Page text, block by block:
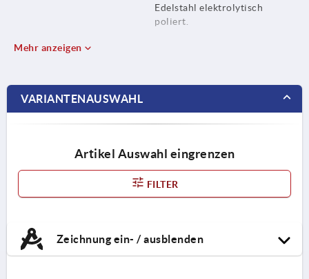
Edelstahl elektrolytisch
poliert.
Mehr anzeigen
VARIANTENAUSWAHL
Artikel Auswahl eingrenzen
FILTER
Zeichnung ein- / ausblenden